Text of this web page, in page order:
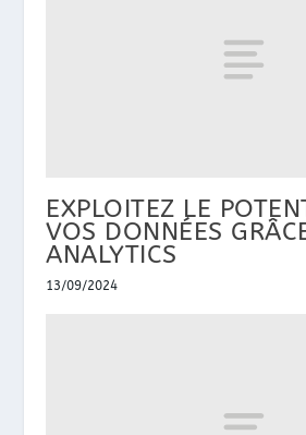
EXPLOITEZ LE
VOS DONNÉES
ANALYTICS
13/09/2024